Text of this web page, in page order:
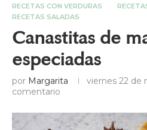
RECETAS CON VERDURAS
RECETAS SALADAS
Canastitas de
especiadas
por Margarita viernes 22 de
comentario